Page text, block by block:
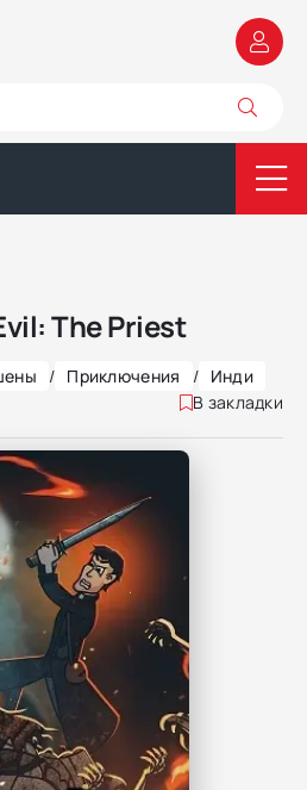
The Priest
/ Приключения / Инди
В закладки